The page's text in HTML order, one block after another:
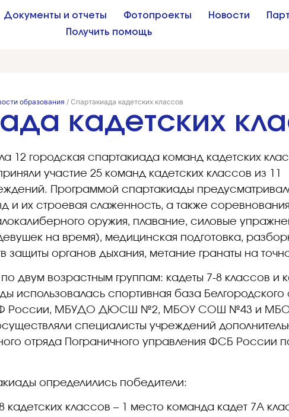
Документы и отчеты Фотопроекты Новости
Получить помощь
образования / Спартакиада кадетских классов
кадетских
12 городская спартакиада команд кадетских
участие 25 команд кадетских классов из 11
Программой спартакиады
и их строевая слаженность, а также
оружия, плавание, силовые
на время), медицинская подготовка,
защиты органов дыхания, метание гранаты на
двум возрастным группам: кадеты 7-8 классов и
использовалась спортивная база Белгородского
России, МБУДО ДЮСШ №2, МБОУ СОШ №43 и
специалисты учреждений
отряда Пограничного управления ФСБ России
определились победители:
кадетских классов – 1 место команда кадет 7А